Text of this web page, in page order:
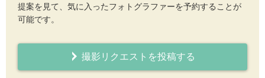
提案を見て、気に入ったフォトグラファーを予約することが
可能です。
撮影リクエストを投稿する